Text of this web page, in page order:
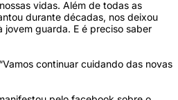
vidas. Além de todas as
durante décadas, nos deixou
guarda. E é preciso saber
continuar cuidando das novas